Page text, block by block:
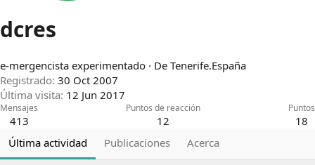
dcres
e-mergencista experimentado · De Tenerife.España
Registrado 30 Oct 2007
Última visita 12 Jun 2017
Mensajes
413
Puntos de reacción
12
Puntos
18
Última actividad
Publicaciones Acerca